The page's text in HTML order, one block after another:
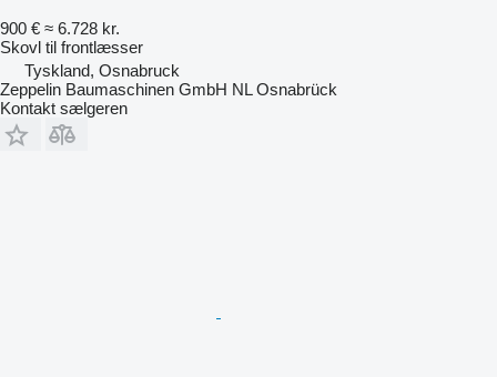
900 € ≈ 6.728 kr.
Skovl til frontlæsser
Tyskland, Osnabruck
Zeppelin Baumaschinen GmbH NL Osnabrück
Kontakt sælgeren